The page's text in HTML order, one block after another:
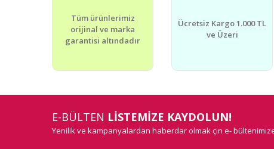
Tüm ürünlerimiz
orijinal ve marka
garantisi altındadır
Ücretsiz Kargo 1.000 TL
ve Üzeri
E-BÜLTEN LİSTEMİZE KAYDOLUN!
Yenilik ve kampanyalardan haberdar olmak çin e-